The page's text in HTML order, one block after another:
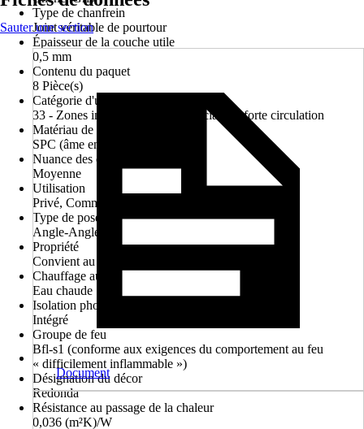
Type de chanfrein
Joint véritable de pourtour
Épaisseur de la couche utile
0,5 mm
Contenu du paquet
8 Pièce(s)
Catégorie d'utilisation
33 - Zones industrielles / commerciales à forte circulation
Matériau de la plaque de support
SPC (âme en polymère solide)
Nuance des couleurs
Moyenne
Utilisation
Privé, Commercial
Type de pose
Angle-Angle
Propriété
Convient au chauffage au sol
Chauffage au sol
Eau chaude
Isolation phonique
Intégré
Groupe de feu
Bfl-s1 (conforme aux exigences du comportement au feu
« difficilement inflammable »)
Désignation du décor
Redonda
Résistance au passage de la chaleur
0,036 (m²K)/W
Sauter une section
Document